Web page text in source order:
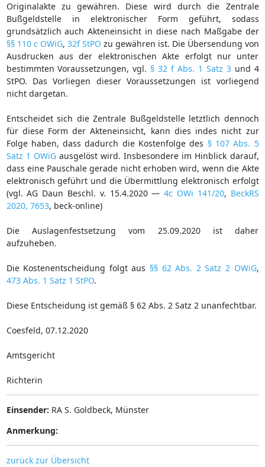
Originalakte zu gewähren. Diese wird durch die Zentrale
Bußgeldstelle in elektronischer Form geführt, sodass
grundsätzlich auch Akteneinsicht in diese nach Maßgabe der
§§ 110 c OWiG, 32f StPO zu gewähren ist. Die Übersendung von
Ausdrucken aus der elektronischen Akte erfolgt nur unter
bestimmten Voraussetzungen, vgl. § 32 f Abs. 1 Satz 3und 4
StPO. Das Vorliegen dieser Voraussetzungen ist vorliegend
nicht dargetan.
Entscheidet sich die Zentrale Bußgeldstelle letztlich dennoch
für diese Form der Akteneinsicht, kann dies indes nicht zur
Folge haben, dass dadurch die Kostenfolge des § 107 Abs. 5
Satz 1 OWiGausgelöst wird. Insbesondere im Hinblick darauf,
dass eine Pauschale gerade nicht erhoben wird, wenn die Akte
elektronisch geführt und die Übermittlung elektronisch erfolgt
(vgl. AG Daun Beschl. v. 15.4.2020 —4c OWi 141/20, BeckRS
2020, 7653, beck-online)
Die Auslagenfestsetzung vom 25.09.2020 ist daher
aufzuheben.
Die Kostenentscheidung folgt aus §§ 62 Abs. 2 Satz 2 OWiG,
473 Abs. 1 Satz 1 StPO.
Diese Entscheidung ist gemäß § 62 Abs. 2 Satz 2 unanfechtbar.
Coesfeld, 07.12.2020
Amtsgericht
Richterin
Einsender: RA S. Goldbeck, Münster
Anmerkung:
zurück zur Übersicht